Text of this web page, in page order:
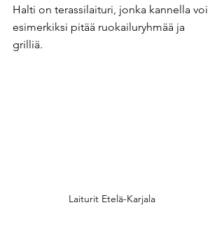
Halti on terassilaituri, jonka kannella voi
esimerkiksi pitää ruokailuryhmää ja
grilliä.
Laiturit Etelä-Karjala